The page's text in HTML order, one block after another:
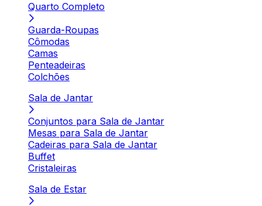
Quarto Completo
Guarda-Roupas
Cômodas
Camas
Penteadeiras
Colchões
Sala de Jantar
Conjuntos para Sala de Jantar
Mesas para Sala de Jantar
Cadeiras para Sala de Jantar
Buffet
Cristaleiras
Sala de Estar